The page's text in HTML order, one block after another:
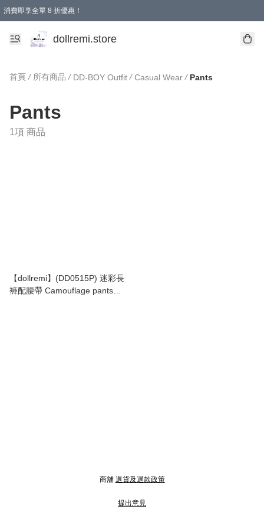
消費即享全單 8 折優惠！
購物滿 HKD 1500.00即享免運費優惠！（適用於 本地送貨、本地取貨、國際送貨 )
dollremi.store
首頁 / 所有商品 / DD-BOY Outfit / Casual Wear / Pants
Pants
1項 商品
【dollremi】(DD0515P) 迷彩長
褲配腰帶 Camouflage pants
商舖 退貨及退款政策
提出意見